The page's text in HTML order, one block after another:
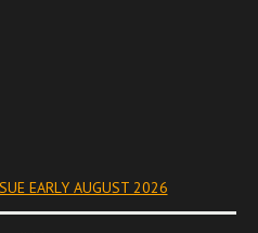
EARLY AUGUST 2026